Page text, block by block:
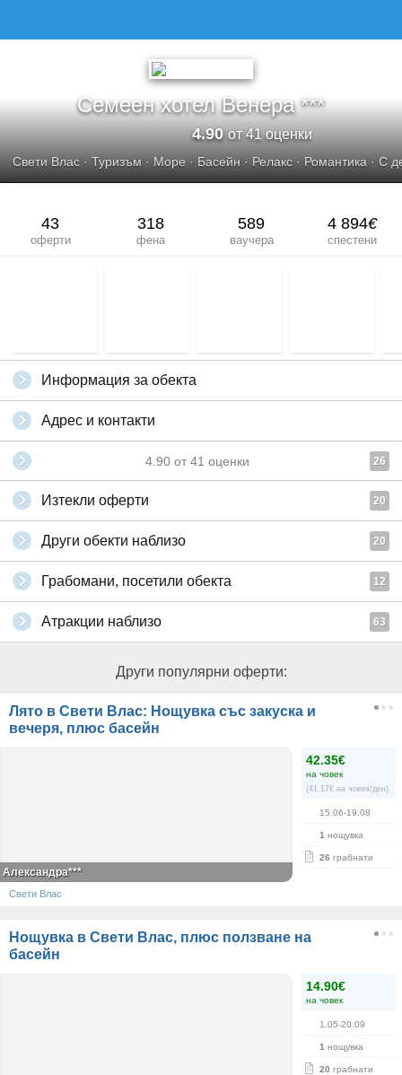
Семеен хотел Венера ***
4.90от 41 оценки
Свети Влас · Туризъм · Море · Басейн · Релакс · Романтика · С
43
оферти
318
фена
589
ваучера
4 894€
спестени
Информация за обекта
Адрес и контакти
4.90 от 41 оценки 26
Изтекли оферти 20
Други обекти наблизо 20
Грабомани, посетили обекта 12
Атракции наблизо 63
Други популярни оферти:
Лято в Свети Влас: Нощувка със закуска и
вечеря, плюс басейн
42.35€
на човек
(41.17€ на човек/ден)
15.06-19.08
1 нощувка
26 грабнати
Александра***
Свети Влас
Нощувка в Свети Влас, плюс ползване на
басейн
14.90€
на човек
1.05-20.09
1 нощувка
20 грабнати